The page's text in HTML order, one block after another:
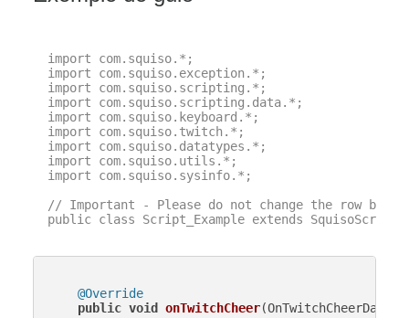
import com.squiso.*;
import com.squiso.exception.*;
import com.squiso.scripting.*;
import com.squiso.scripting.data.*;
import com.squiso.keyboard.*;
import com.squiso.twitch.*;
import com.squiso.datatypes.*;
import com.squiso.utils.*;
import com.squiso.sysinfo.*;
// Important - Please do not change the row
public class Script_Example extends SquisoScript
@Override
public void onTwitchCheer